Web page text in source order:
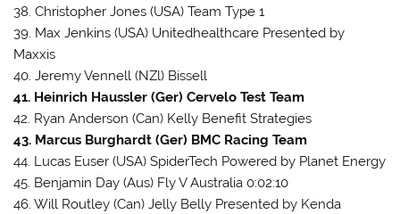
38. Christopher Jones (USA) Team Type 1
39. Max Jenkins (USA) Unitedhealthcare Presented by
Maxxis
40. Jeremy Vennell (NZl) Bissell
41. Heinrich Haussler (Ger) Cervelo Test Team
42. Ryan Anderson (Can) Kelly Benefit Strategies
43. Marcus Burghardt (Ger) BMC Racing Team
44. Lucas Euser (USA) SpiderTech Powered by Planet Energy
45. Benjamin Day (Aus) Fly V Australia 0:02:10
46. Will Routley (Can) Jelly Belly Presented by Kenda